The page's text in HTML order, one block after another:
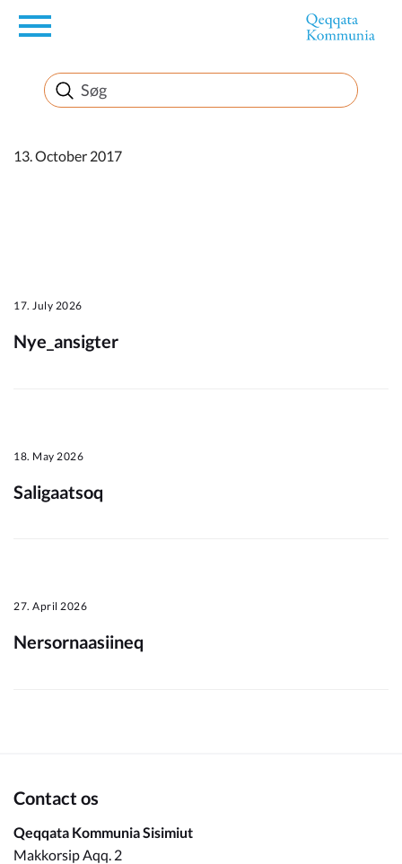
en
Borger
Erhverv
13. October 2017
17. July 2026
Nye_ansigter
18. May 2026
Saligaatsoq
27. April 2026
Nersornaasiineq
Contact os
Qeqqata Kommunia Sisimiut
Makkorsip Aqq. 2